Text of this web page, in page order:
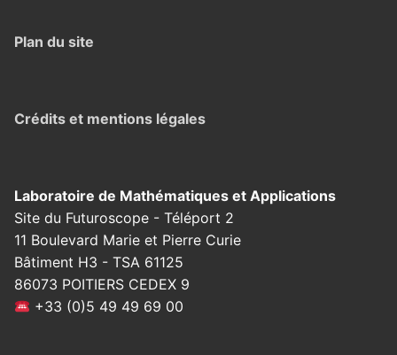
Plan du site
Crédits et mentions légales
Laboratoire de Mathématiques et Applications
Site du Futuroscope - Téléport 2
11 Boulevard Marie et Pierre Curie
Bâtiment H3 - TSA 61125
86073 POITIERS CEDEX 9
+33 (0)5 49 49 69 00